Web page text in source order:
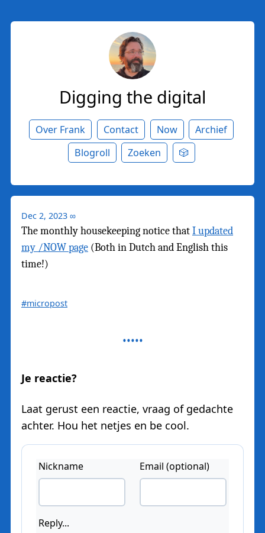
Digging the digital
Over Frank Contact Now
Archief
Blogroll
Zoeken 🎲
Dec 2, 2023 ∞
The monthly housekeeping notice thatI updated
my /NOW page (Both in Dutch and English this
time!)
#micropost
Je reactie?
Laat gerust een reactie, vraag of gedachte
achter. Hou het netjes en be cool.